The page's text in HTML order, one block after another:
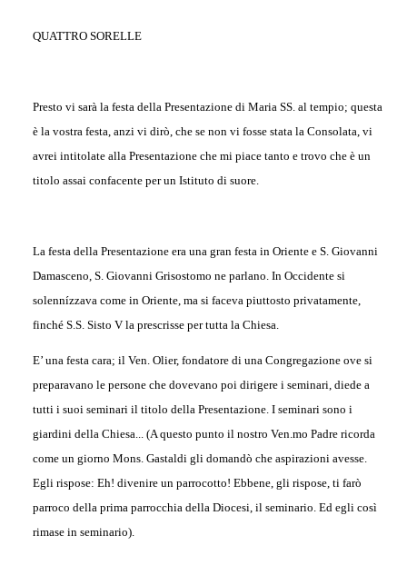
QUATTRO SORELLE
Presto vi sarà la festa della Presentazione di Maria SS. al tempio; questa
è la vostra festa, anzi vi dirò, che se non vi fosse stata la Consolata, vi
avrei intitolate alla Presentazione che mi piace tanto e trovo che è un
titolo assai confacente per un Istituto di suore.
La festa della Presentazione era una gran festa in Oriente e S. Giovanni
Damasceno, S. Giovanni Grisostomo ne parlano. In Occidente si
solennízzava come in Oriente, ma si faceva piuttosto privatamente,
finché S.S. Sisto V la prescrisse per tutta la Chiesa.
E’ una festa cara; il Ven. Olier, fondatore di una Congregazione ove si
preparavano le persone che dovevano poi dirigere i seminari, diede a
tutti i suoi seminari il titolo della Presentazione. I seminari sono i
giardini della Chiesa... (A questo punto il nostro Ven.mo Padre ricorda
come un giorno Mons. Gastaldi gli domandò che aspirazioni avesse.
Egli rispose: Eh! divenire un parrocotto! Ebbene, gli rispose, ti farò
parroco della prima parrocchia della Diocesi, il seminario. Ed egli così
rimase in seminario).